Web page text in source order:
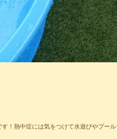
す！熱中症には気をつけて水遊びやプー